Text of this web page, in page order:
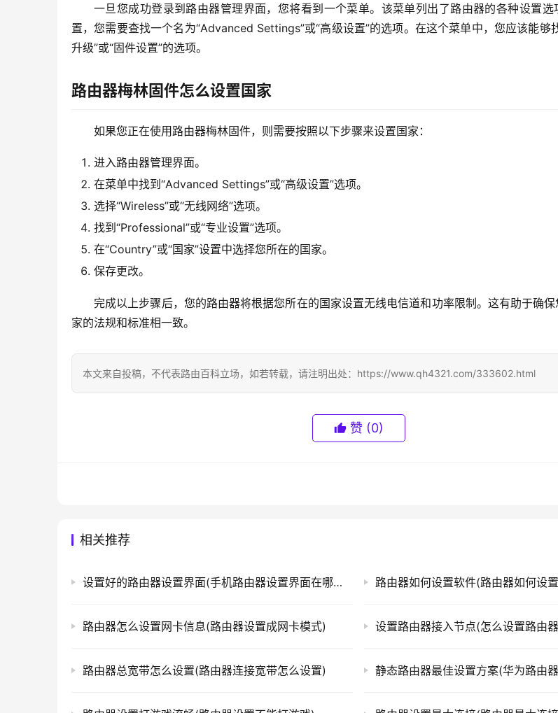
一旦您成功登录到路由器管理界面，您将看到一个菜单。该菜单列出了路由器的各种设置选
置，您需要查找一个名为“Advanced Settings”或“高级设置”的选项。在这个菜单中，您应该能够
升级”或“固件设置”的选项。
路由器梅林固件怎么设置国家
如果您正在使用路由器梅林固件，则需要按照以下步骤来设置国家：
进入路由器管理界面。
在菜单中找到“Advanced Settings”或“高级设置”选项。
选择“Wireless”或“无线网络”选项。
找到“Professional”或“专业设置”选项。
在“Country”或“国家”设置中选择您所在的国家。
保存更改。
完成以上步骤后，您的路由器将根据您所在的国家设置无线电信道和功率限制。这有助于确
家的法规和标准相一致。
本文来自投稿，不代表路由百科立场，如若转载，请注明出处：https://www.qh4321.com/333602.html
赞 (0)
相关推荐
设置好的路由器设置界面(手机路由器设置界面在哪里设置) 路由器如何设置软件(路由器如何设
路由器怎么设置网卡信息(路由器设置成网卡模式) 设置路由器接入节点(怎么设置路由
路由器总宽带怎么设置(路由器连接宽带怎么设置) 静态路由器最佳设置方案(华为路由